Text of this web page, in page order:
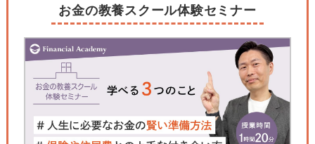
お金の教養スクール体験セミナー